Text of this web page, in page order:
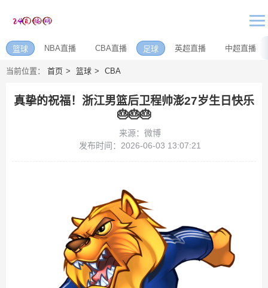
篮球 NBA直播 CBA直播 足球 英超直播 中超直播
当前位置： 首页 篮球 CBA
真挚的祝福！浙江男篮后卫程帅澎27岁生日快乐
🎂🎂🎂
来源：微博
发布时间：2026-06-03 13:07:21